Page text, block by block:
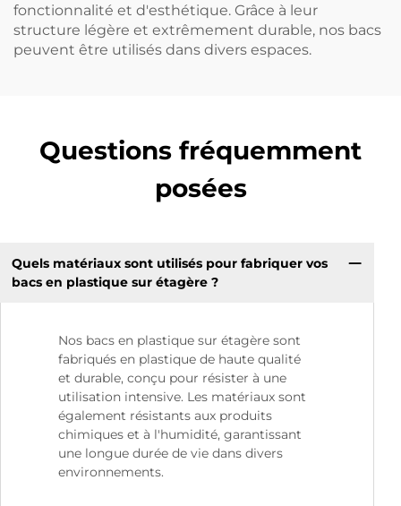
fonctionnalité et d'esthétique. Grâce à leur
structure légère et extrêmement durable, nos bacs
peuvent être utilisés dans divers espaces.
Questions fréquemment
posées
Quels matériaux sont utilisés pour fabriquer vos
bacs en plastique sur étagère ?
Nos bacs en plastique sur étagère sont
fabriqués en plastique de haute qualité
et durable, conçu pour résister à une
utilisation intensive. Les matériaux sont
également résistants aux produits
chimiques et à l'humidité, garantissant
une longue durée de vie dans divers
environnements.